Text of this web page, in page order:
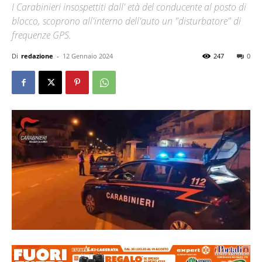
I Carabinieri insospettiti dall' età del conducente al posto di
blocco, scoprono all'interno dell'auto un "disturbatore" di
frequenze GPS.
Di redazione - 12 Gennaio 2024 0
247